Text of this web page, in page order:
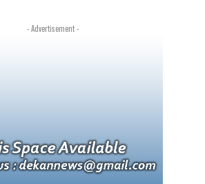
- Advertisement -